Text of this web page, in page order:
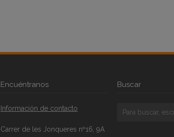
Encuéntranos
Información de contacto
Carrer de les Jonqueres nº16, 9A
Buscar